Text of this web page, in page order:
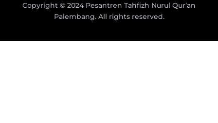
Copyright © 2024 Pesantren Tahfizh Nurul Qur’an
Palembang. All rights reserved.